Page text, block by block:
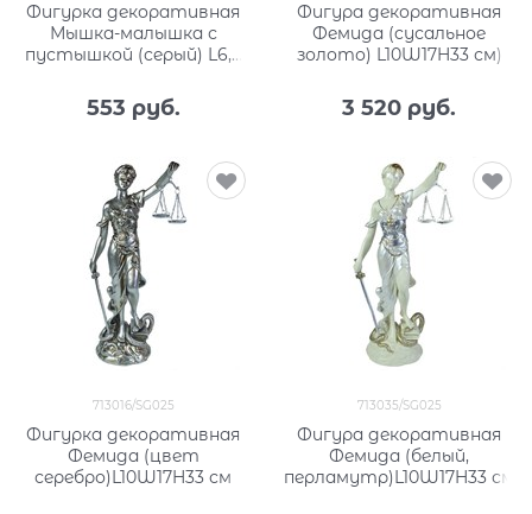
Фигурка декоративная
Мышка-малышка с
пустышкой (серый) L6,5
553 руб.
Фигура декоративная
Фемида (cусальное
золото) L10W17H33 см)
3 520 руб.
713016/SG025
Фигурка декоративная
Фемида (цвет
серебро)L10W17H33 см
713035/SG025
Фигура декоративная
Фемида (белый,
перламутр)L10W17H33 см